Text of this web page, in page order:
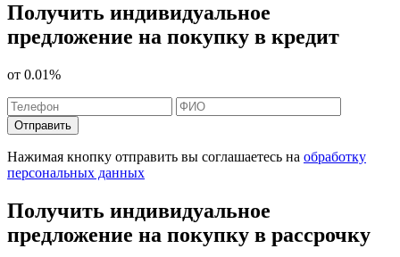
Получить индивидуальное
предложение на покупку в кредит
от 0.01%
Отправить
Нажимая кнопку отправить вы соглашаетесь на обработку
персональных данных
Получить индивидуальное
предложение на покупку в рассрочку